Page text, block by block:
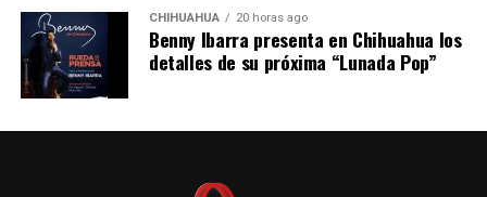
CHIHUAHUA 20 horas ago
Benny Ibarra presenta en Chihuahua los
detalles de su próxima “Lunada Pop”